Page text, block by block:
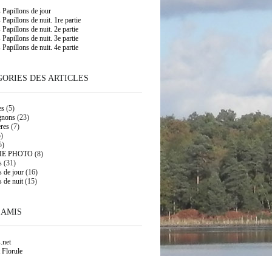
Papillons de jour
Papillons de nuit. 1re partie
Papillons de nuit. 2e partie
Papillons de nuit. 3e partie
Papillons de nuit. 4e partie
DES ARTICLES
(5)
(23)
(7)
PHOTO(8)
(31)
de jour(16)
de nuit(15)
Florule